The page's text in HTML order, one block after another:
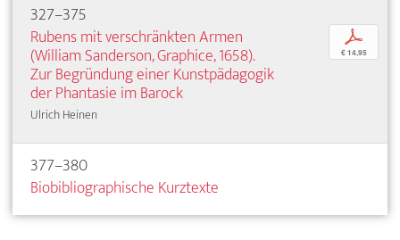
327–375
Rubens mit verschränkten Armen
(William Sanderson, Graphice, 1658).
Zur Begründung einer Kunstpädagogik
der Phantasie im Barock
Ulrich Heinen
p
€ 14,95
377–380
Biobibliographische Kurztexte